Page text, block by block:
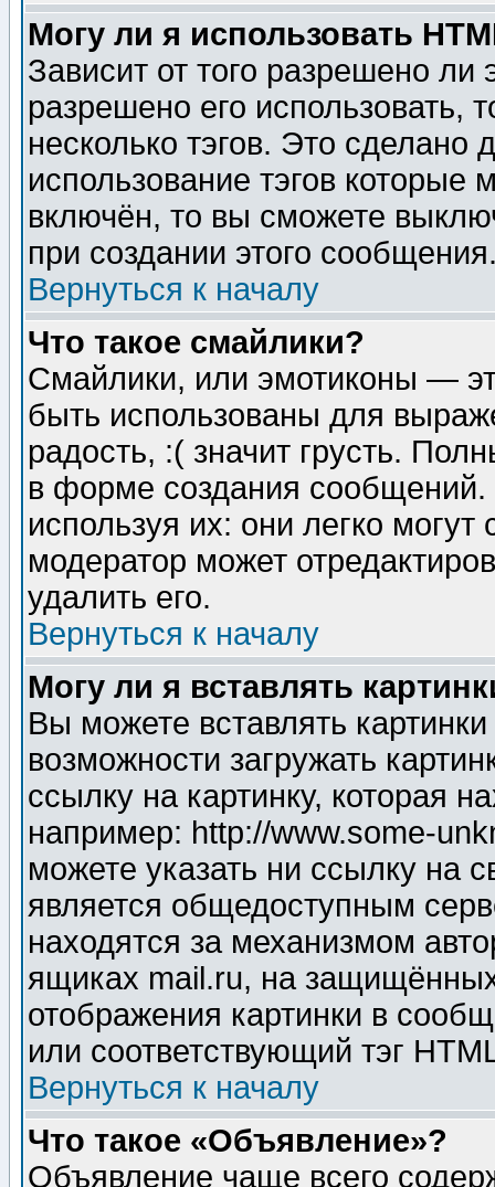
Могу ли я использовать
Зависит от того разрешено
разрешено его использовать,
несколько тэгов. Это сделано
использование тэгов
включён, то вы сможете
при создании этого
Вернуться к началу
Что такое смайлики?
Смайлики, или эмотиконы —
быть использованы для
радость, :( значит грусть.
в форме создания сообщений.
используя их: они легко
модератор может
удалить его.
Вернуться к началу
Могу ли я вставлять
Вы можете вставлять
возможности загружать
ссылку на картинку, которая
например: http://www.some-
можете указать ни ссылку на
является общедоступным
находятся за механизмом
ящиках mail.ru, на
отображения картинки в
или соответствующий тэг
Вернуться к началу
Что такое «Объявление»?
Объявление чаще всего